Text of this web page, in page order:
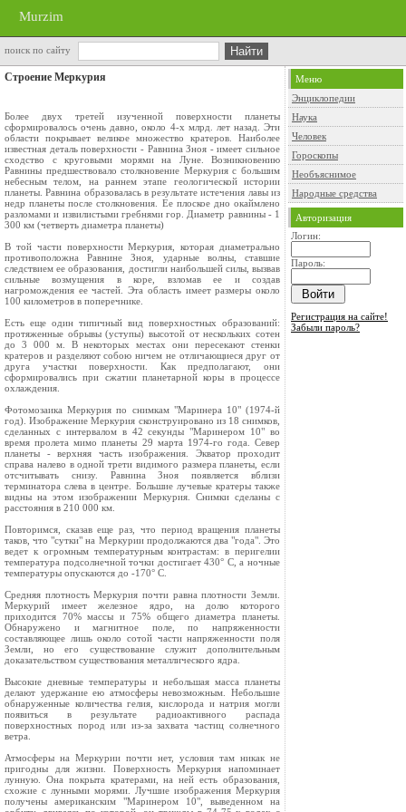
Murzim
поиск по сайту
Строение Меркурия
Более двух третей изученной поверхности планеты
сформировалось очень давно, около 4-х млрд. лет назад. Эти
области покрывает великое множество кратеров. Наиболее
известная деталь поверхности - Равнина Зноя - имеет сильное
сходство с круговыми морями на Луне. Возникновению
Равнины предшествовало столкновение Меркурия с большим
небесным телом, на раннем этапе геологической истории
планеты. Равнина образовалась в результате истечения лавы из
недр планеты после столкновения. Ее плоское дно окаймлено
разломами и извилистыми гребнями гор. Диаметр равнины - 1
300 км (четверть диаметра планеты)
В той части поверхности Меркурия, которая диаметрально
противоположна Равнине Зноя, ударные волны, ставшие
следствием ее образования, достигли наибольшей силы, вызвав
сильные возмущения в коре, взломав ее и создав
нагромождения ее частей. Эта область имеет размеры около
100 километров в поперечнике.
Есть еще один типичный вид поверхностных образований:
протяженные обрывы (уступы) высотой от нескольких сотен
до 3 000 м. В некоторых местах они пересекают стенки
кратеров и разделяют собою ничем не отличающиеся друг от
друга участки поверхности. Как предполагают, они
сформировались при сжатии планетарной коры в процессе
охлаждения.
Фотомозаика Меркурия по снимкам "Маринера 10" (1974-й
год). Изображение Меркурия сконструировано из 18 снимков,
сделанных с интервалом в 42 секунды "Маринером 10" во
время пролета мимо планеты 29 марта 1974-го года. Север
планеты - верхняя часть изображения. Экватор проходит
справа налево в одной трети видимого размера планеты, если
отсчитывать снизу. Равнина Зноя появляется вблизи
терминатора слева в центре. Большие лучевые кратеры также
видны на этом изображении Меркурия. Снимки сделаны с
расстояния в 210 000 км.
Повторимся, сказав еще раз, что период вращения планеты
таков, что "сутки" на Меркурии продолжаются два "года". Это
ведет к огромным температурным контрастам: в перигелии
температура подсолнечной точки достигает 430° C, а ночные
температуры опускаются до -170° C.
Средняя плотность Меркурия почти равна плотности Земли.
Меркурий имеет железное ядро, на долю которого
приходится 70% массы и 75% общего диаметра планеты.
Обнаружено и магнитное поле, по напряженности
составляющее лишь около сотой части напряженности поля
Земли, но его существование служит дополнительным
доказательством существования металлического ядра.
Высокие дневные температуры и небольшая масса планеты
делают удержание ею атмосферы невозможным. Небольшие
обнаруженные количества гелия, кислорода и натрия могли
появиться в результате радиоактивного распада
поверхностных пород или из-за захвата частиц солнечного
ветра.
Атмосферы на Меркурии почти нет, условия там никак не
пригодны для жизни. Поверхность Меркурия напоминает
лунную. Она покрыта кратерами, на ней есть образования,
схожие с лунными морями. Лучшие изображения Меркурия
получены американским "Маринером 10", выведенном на
Меню
Энциклопедии
Наука
Человек
Гороскопы
Необъяснимое
Народные средства
Авторизация
Логин:
Пароль:
Регистрация на сайте!
Забыли пароль?